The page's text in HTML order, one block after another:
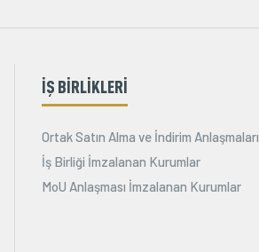
İŞ BİRLİKLERİ
Ortak Satın Alma ve İndirim Anlaşmaları
İş Birliği İmzalanan Kurumlar
MoU Anlaşması İmzalanan Kurumlar